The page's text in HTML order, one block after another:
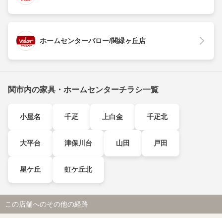
ホームセンターバロー/関緑ヶ丘店
関市内の家具・ホームセンターチラシ一覧
小屋名 千疋 上白金 千疋北
大平台 津保川台 山田 戸田
星ケ丘 虹ケ丘北
この店舗へのその他の経路